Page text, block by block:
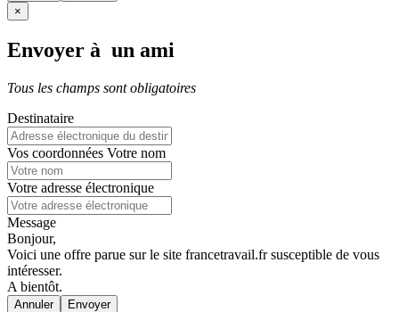
×
Envoyer à un ami
Tous les champs sont obligatoires
Destinataire
Vos coordonnées Votre nom
Votre adresse électronique
Message
Bonjour,
Voici une offre parue sur le site francetravail.fr susceptible de vous
intéresser.
A bientôt.
Annuler